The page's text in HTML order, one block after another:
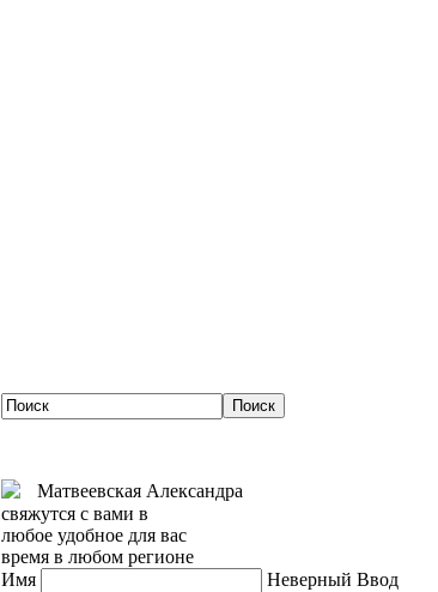
Матвеевская Александра
свяжутся с вами в
любое удобное для вас
время в любом регионе
Имя
Неверный Ввод